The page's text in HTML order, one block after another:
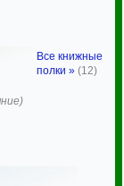
Все книжные
полки » (12)